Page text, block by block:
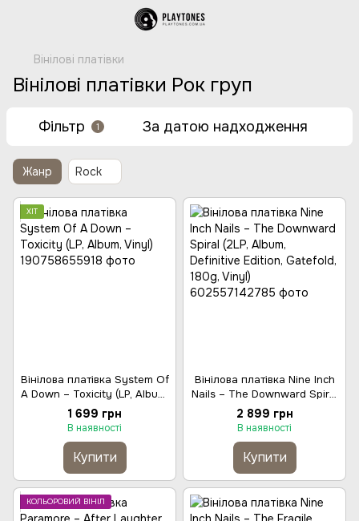
Вінілові платівки
Вінілові платівки Рок груп
Фільтр 1 За датою надходження
Жанр Rock
ХІТ
Вінілова платівка System Of
A Down – Toxicity (LP, Album,
Vinyl)
1 699 грн
В наявності
Купити
Вінілова платівка Nine Inch
Nails – The Downward Spiral
(2LP, Album, Definitive
Edition, Gatefold, 180g, Vinyl)
2 899 грн
В наявності
Купити
КОЛЬОРОВИЙ ВІНІЛ